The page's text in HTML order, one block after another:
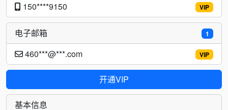
VIP
150****9150
1
电子邮箱
VIP
460***@***.com
开通VIP
基本信息